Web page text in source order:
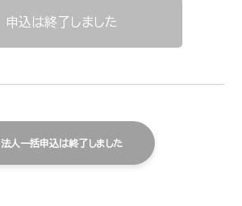
申込は終了しました
法人一括申込は終了しました